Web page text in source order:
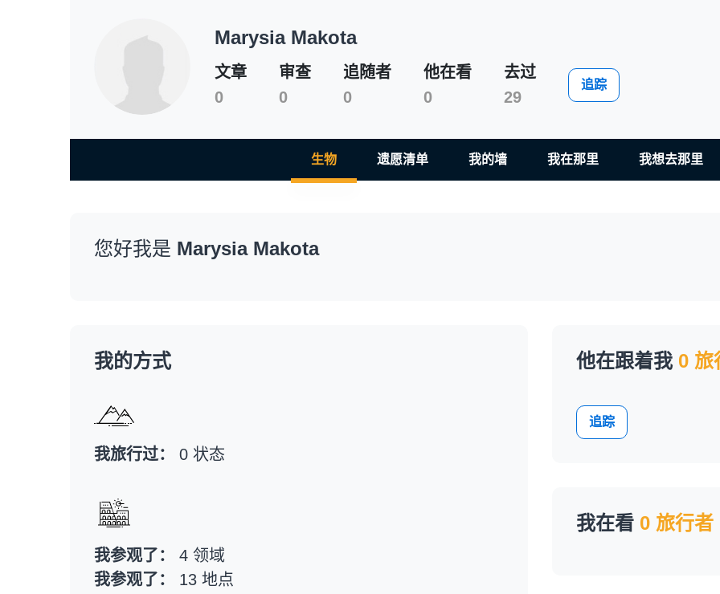
Marysia Makota
Marysia Makota
文章
0
审查
0
追随者
0
他在看
0
去过
29
追踪
生物 遗愿清单 我的墙 我在那里 我想去那里
您好我是 Marysia Makota
我的方式
我旅行过： 0 状态
我参观了：
4 领域
我参观了：
13 地点
他在跟着我 0 旅
追踪
我在看 0 旅行者